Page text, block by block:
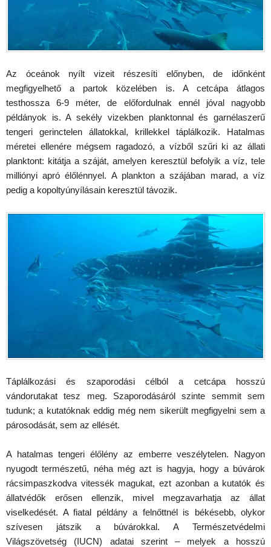
Az óceánok nyílt vizeit részesíti előnyben, de időnként
megfigyelhető a partok közelében is. A cetcápa átlagos
testhossza 6-9 méter, de előfordulnak ennél jóval nagyobb
példányok is. A sekély vizekben planktonnal és garnélaszerű
tengeri gerinctelen állatokkal, krillekkel táplálkozik. Hatalmas
méretei ellenére mégsem ragadozó, a vízből szűri ki az állati
planktont: kitátja a száját, amelyen keresztül befolyik a víz, tele
milliónyi apró élőlénnyel. A plankton a szájában marad, a víz
pedig a kopoltyúnyílásain keresztül távozik.
Táplálkozási és szaporodási célból a cetcápa hosszú
vándorutakat tesz meg. Szaporodásáról szinte semmit sem
tudunk; a kutatóknak eddig még nem sikerült megfigyelni sem a
párosodását, sem az ellését.
A hatalmas tengeri élőlény az emberre veszélytelen. Nagyon
nyugodt természetű, néha még azt is hagyja, hogy a búvárok
rácsimpaszkodva vitessék magukat, ezt azonban a kutatók és
állatvédők erősen ellenzik, mivel megzavarhatja az állat
viselkedését. A fiatal példány a felnőttnél is békésebb, olykor
szívesen játszik a búvárokkal. A Természetvédelmi
Világszövetség (IUCN) adatai szerint – melyek a hosszú